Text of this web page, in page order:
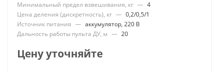
Минимальный предел взвешивания, кг — 4
Цена деления (дискретность), кг — 0,2/0,5/1
Источник питания — аккумулятор, 220 В
Дальность работы пульта ДУ, м — 20
Цену уточняйте